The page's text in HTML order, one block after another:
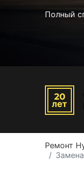
Полный
Ремонт